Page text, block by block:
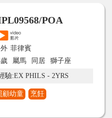
POA
菲律賓
屬馬 同居
獅子座
驗:EX PHILS - 2YRS
顧幼童 烹飪